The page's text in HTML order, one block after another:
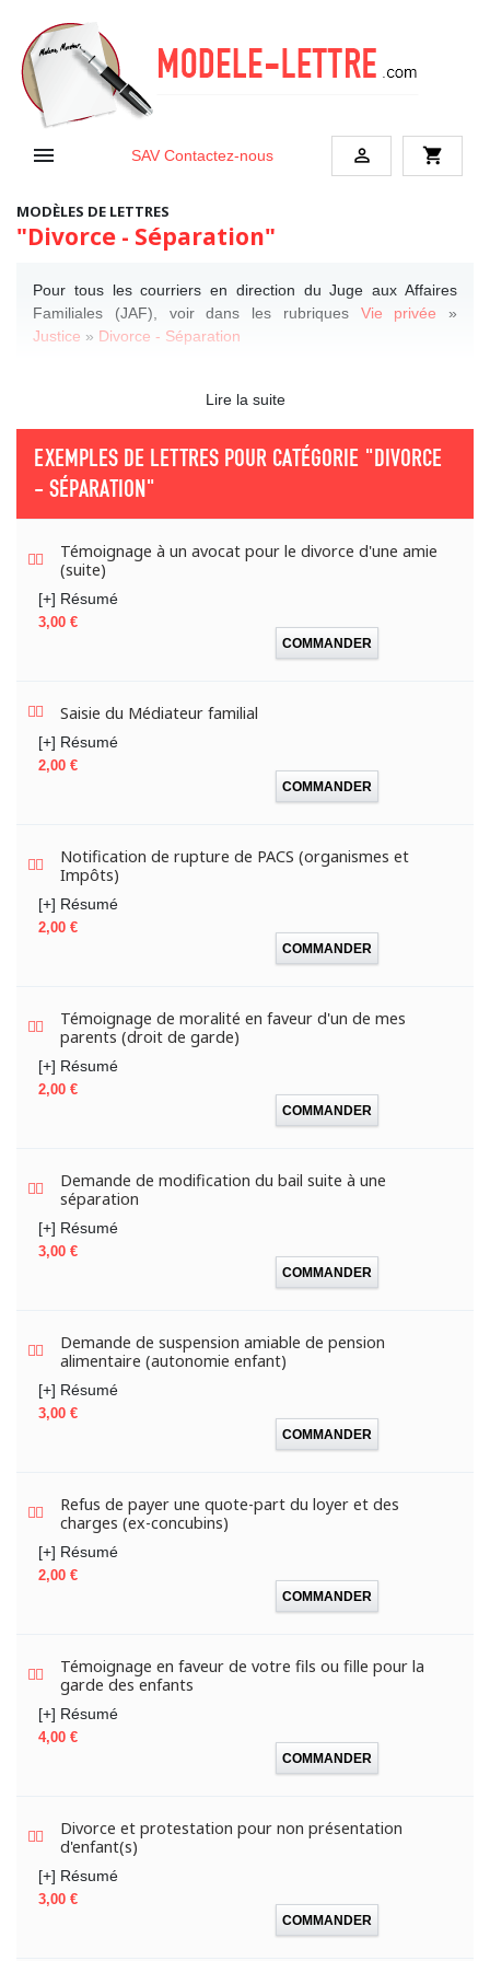
 SAV Contactez-nous  shopping_cart
MODÈLES DE LETTRES
"Divorce - Séparation"
Pour tous les courriers en direction du Juge aux Affaires
Familiales (JAF), voir dans les rubriques Vie privée »
Justice » Divorce - Séparation
Lire la suite
EXEMPLES DE LETTRES POUR CATÉGORIE "DIVORCE
- SÉPARATION"
Témoignage à un avocat pour le divorce d'une amie
(suite)
[+] Résumé
Prix
3,00 €
COMMANDER
Saisie du Médiateur familial
[+] Résumé
Prix
2,00 €
COMMANDER
Notification de rupture de PACS (organismes et
Impôts)
[+] Résumé
Prix
2,00 €
COMMANDER
Témoignage de moralité en faveur d'un de mes
parents (droit de garde)
[+] Résumé
Prix
2,00 €
COMMANDER
Demande de modification du bail suite à une
séparation
[+] Résumé
Prix
3,00 €
COMMANDER
Demande de suspension amiable de pension
alimentaire (autonomie enfant)
[+] Résumé
Prix
3,00 €
COMMANDER
Refus de payer une quote-part du loyer et des
charges (ex-concubins)
[+] Résumé
Prix
2,00 €
COMMANDER
Témoignage en faveur de votre fils ou fille pour la
garde des enfants
[+] Résumé
Prix
4,00 €
COMMANDER
Divorce et protestation pour non présentation
d'enfant(s)
[+] Résumé
Prix
3,00 €
COMMANDER